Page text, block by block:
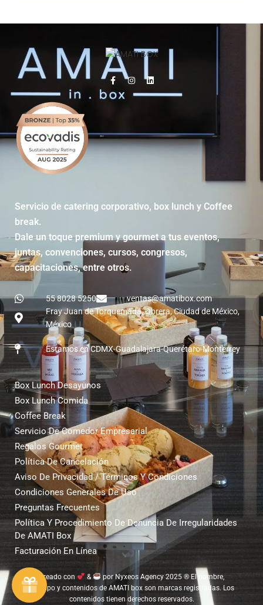
Servicio de catering corporativo, box lunch y Coffee
break.
Dale un toque premium y gourmet a tus eventos,
juntas, convenciones, cursos, congresos,
capacitaciones, entre otros.
55 8028 5250
ventas@amatibox.com
Fray Juan de Torquemada, Obrera, Ciudad de México,
México
Estamos en CDMX-Guadalajara-Querétaro-Monterrey
Box Lunch Desayunos
Box Lunch Comida
Coffee Break
Servicio De Comedor Empresarial
Regalos Gourmet
Política De Cancelación
Aviso De Privacidad / Términos Y Condiciones
Condiciones Generales De Uso
Preguntas Frecuentes
Política Y Procedimiento De Denuncia De Irregularidades
De AMATI Box
Facturación En Línea
Creado con & porNyxeos Agency 2025® El nombre,
logotipo y contenidos de AMATI box son marcas registradas. Los
contenidos tienen derechos reservados.